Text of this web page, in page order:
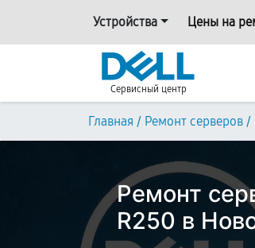
Устройства Цены на
Сервисный центр
Главная / Ремонт серверов /
Ремонт
R250 в